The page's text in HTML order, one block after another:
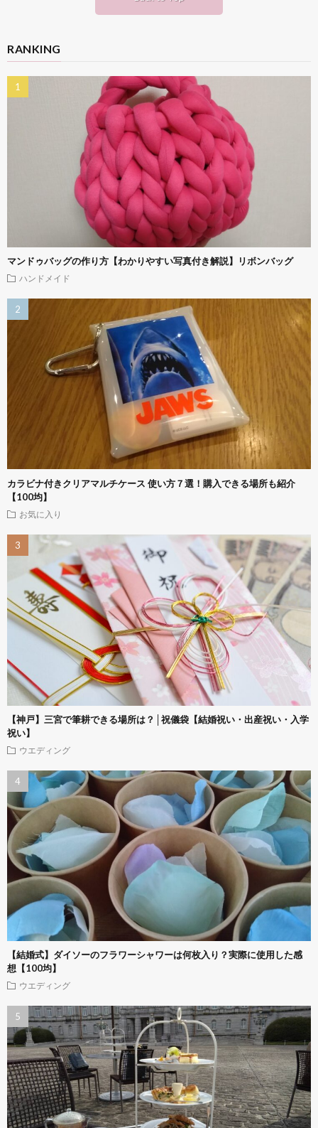
RANKING
マンドゥバッグの作り方【わかりやすい写真付き解説】リボンバッグ
ハンドメイド
カラビナ付きクリアマルチケース 使い方７選！購入できる場所も紹介
【100均】
お気に入り
【神戸】三宮で筆耕できる場所は？│祝儀袋【結婚祝い・出産祝い・入学
祝い】
ウエディング
【結婚式】ダイソーのフラワーシャワーは何枚入り？実際に使用した感
想【100均】
ウエディング